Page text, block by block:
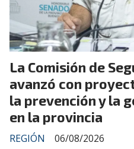
La Comisión de
avanzó con
la prevención y la
en la provincia
REGIÓN
06/08/2026